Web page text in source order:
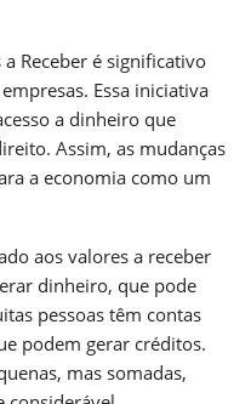
Receber é significativo
Essa iniciativa
a dinheiro que
Assim, as mudanças
a economia como um
aos valores a receber
dinheiro, que pode
pessoas têm contas
podem gerar créditos.
mas somadas,